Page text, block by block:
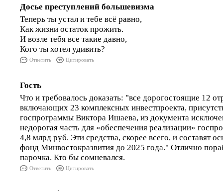
Досье преступлений большевизма
Теперь ты устал и тебе всё равно,
Как жизни остаток прожить.
И возле тебя все такие давно,
Кого ты хотел удивить?
Ответить Цитировать
Гость
Что и требовалось доказать: "все дорогостоящие 12
включающих 23 комплексных инвестпроекта,
госпрограммы Виктора Ишаева, из документа
недорогая часть для «обеспечения реализации»
4,8 млрд руб. Эти средства, скорее всего, и составят
фонд Минвостокразвития до 2025 года." Отлично
парочка. Кто бы сомневался.
Ответить Цитировать